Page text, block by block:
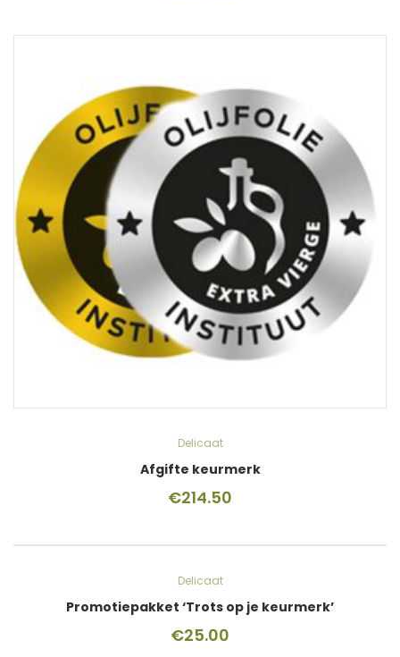
Delicaat
Afgifte keurmerk
€214.50
Delicaat
Promotiepakket ‘Trots op je keurmerk’
€25.00